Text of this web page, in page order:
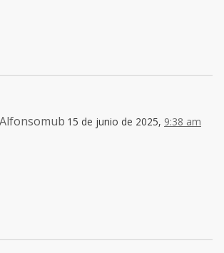
Alfonsomub 15 de junio de 2025, 9:38 am